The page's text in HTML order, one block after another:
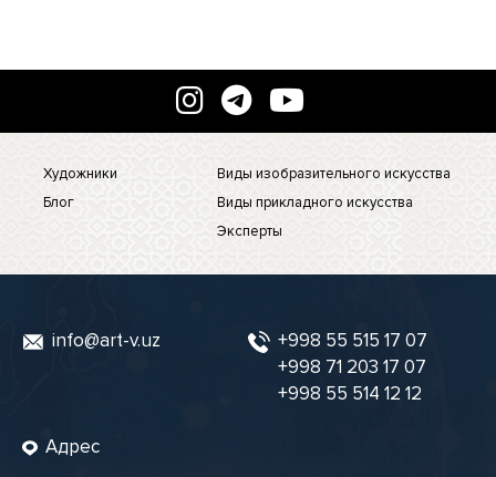
Художники
Блог
Виды изобразительного искусства
Виды прикладного искусства
Эксперты
info@art-v.uz
+998 55 515 17 07
+998 71 203 17 07
+998 55 514 12 12
Адрес